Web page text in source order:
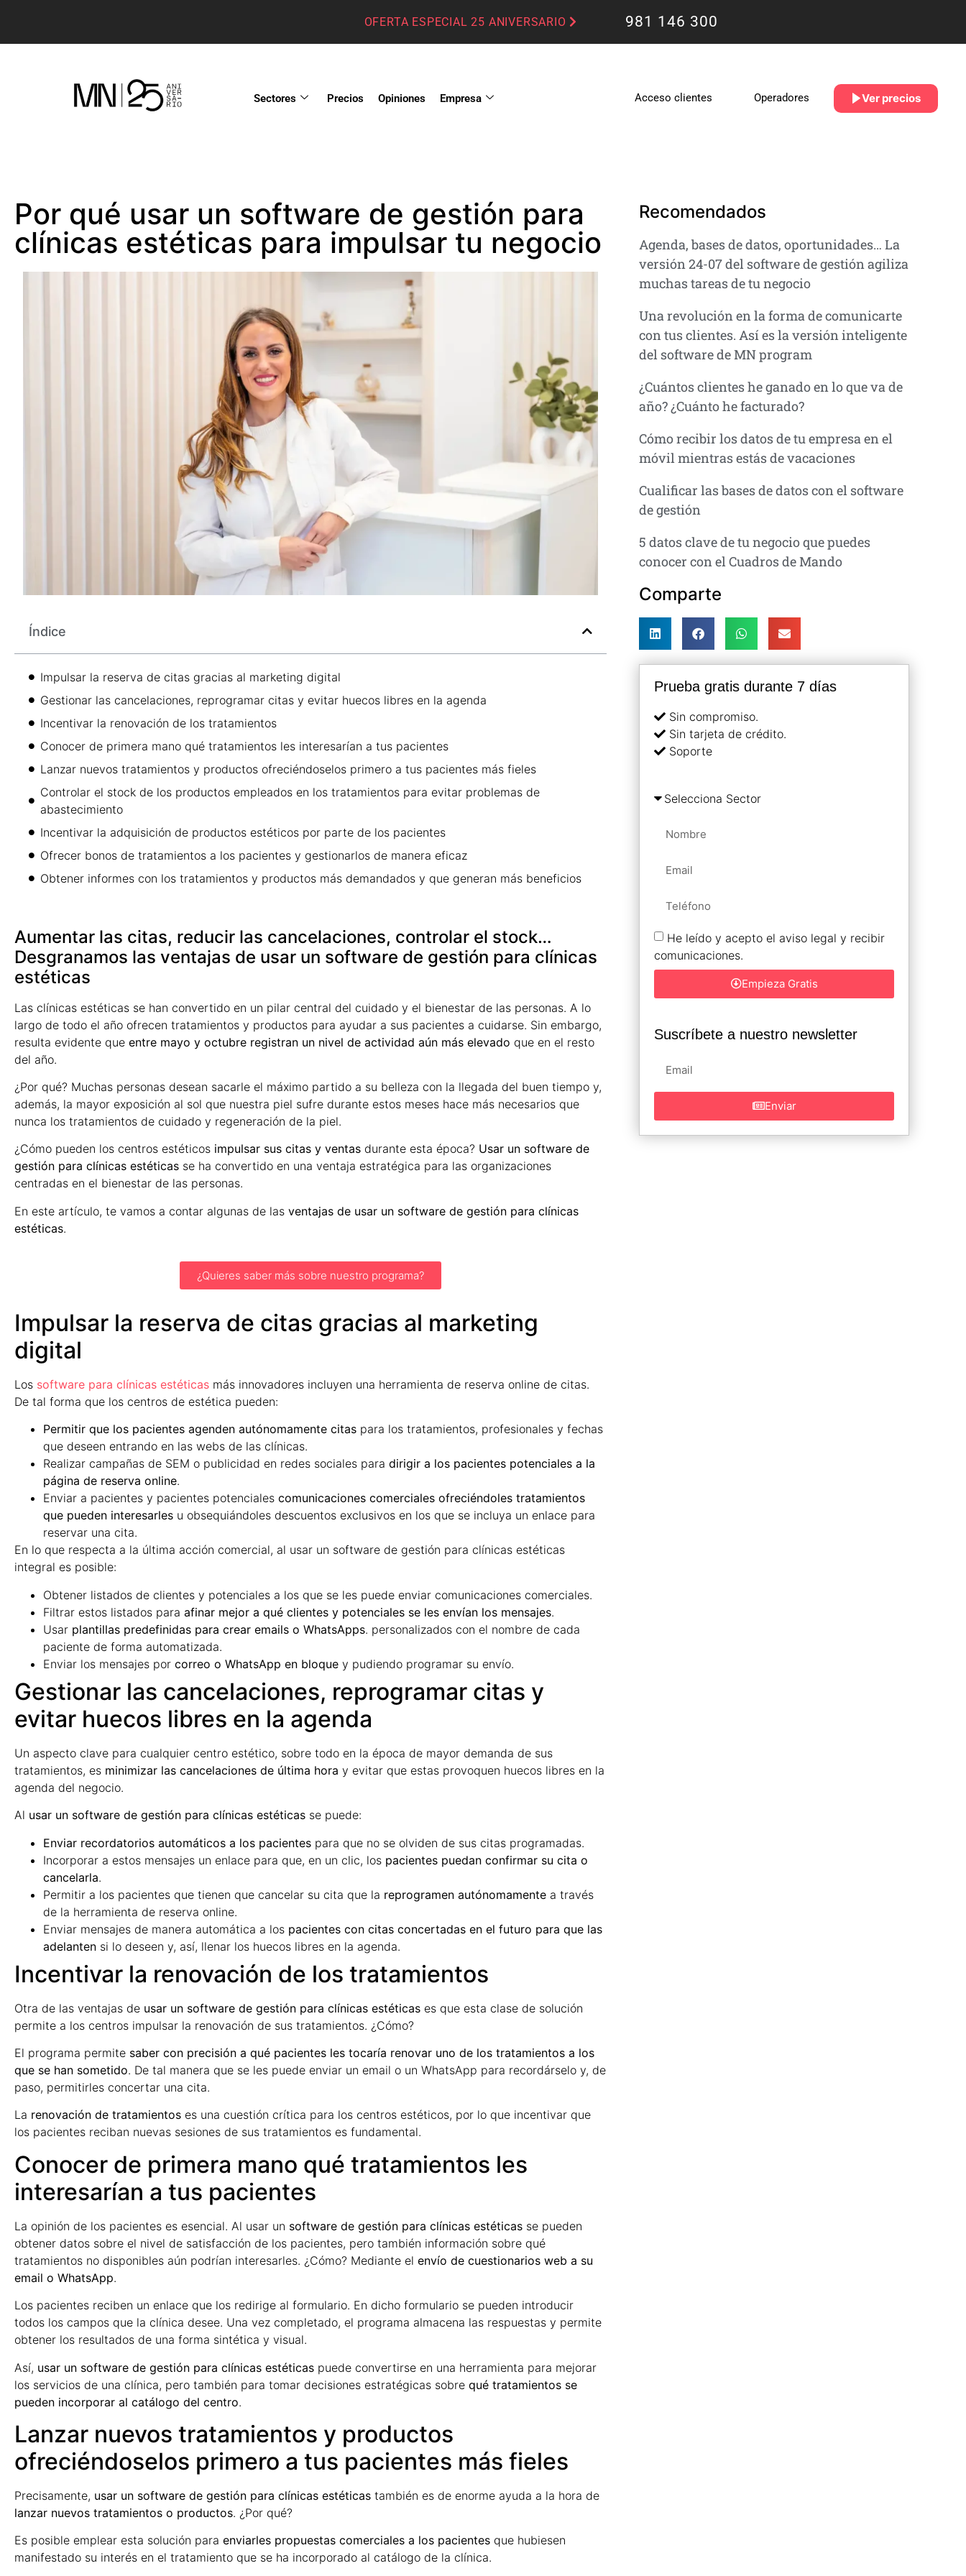
OFERTA ESPECIAL 25 ANIVERSARIO 981 146 300
Sectores Precios Opiniones Empresa Acceso clientes Operadores Ver precios
Por qué usar un software de gestión para
clínicas estéticas para impulsar tu negocio
Índice
Impulsar la reserva de citas gracias al marketing digital
Gestionar las cancelaciones, reprogramar citas y evitar huecos libres en la agenda
Incentivar la renovación de los tratamientos
Conocer de primera mano qué tratamientos les interesarían a tus pacientes
Lanzar nuevos tratamientos y productos ofreciéndoselos primero a tus pacientes más fieles
Controlar el stock de los productos empleados en los tratamientos para evitar problemas de
abastecimiento
Incentivar la adquisición de productos estéticos por parte de los pacientes
Ofrecer bonos de tratamientos a los pacientes y gestionarlos de manera eficaz
Obtener informes con los tratamientos y productos más demandados y que generan más beneficios
Aumentar las citas, reducir las cancelaciones, controlar el stock…
Desgranamos las ventajas de usar un software de gestión para clínicas
estéticas
Las clínicas estéticas se han convertido en un pilar central del cuidado y el bienestar de las personas. A lo
largo de todo el año ofrecen tratamientos y productos para ayudar a sus pacientes a cuidarse. Sin embargo,
resulta evidente que entre mayo y octubre registran un nivel de actividad aún más elevado que en el resto
del año.
¿Por qué? Muchas personas desean sacarle el máximo partido a su belleza con la llegada del buen tiempo y,
además, la mayor exposición al sol que nuestra piel sufre durante estos meses hace más necesarios que
nunca los tratamientos de cuidado y regeneración de la piel.
¿Cómo pueden los centros estéticos impulsar sus citas y ventas durante esta época? Usar un software de
gestión para clínicas estéticas se ha convertido en una ventaja estratégica para las organizaciones
centradas en el bienestar de las personas.
En este artículo, te vamos a contar algunas de las ventajas de usar un software de gestión para clínicas
estéticas.
¿Quieres saber más sobre nuestro programa?
Impulsar la reserva de citas gracias al marketing
digital
Los software para clínicas estéticas más innovadores incluyen una herramienta de reserva online de citas.
De tal forma que los centros de estética pueden:
Permitir que los pacientes agenden autónomamente citas para los tratamientos, profesionales y fechas
que deseen entrando en las webs de las clínicas.
Realizar campañas de SEM o publicidad en redes sociales para dirigir a los pacientes potenciales a la
página de reserva online.
Enviar a pacientes y pacientes potenciales comunicaciones comerciales ofreciéndoles tratamientos
que pueden interesarles u obsequiándoles descuentos exclusivos en los que se incluya un enlace para
reservar una cita.
En lo que respecta a la última acción comercial, al usar un software de gestión para clínicas estéticas
integral es posible:
Obtener listados de clientes y potenciales a los que se les puede enviar comunicaciones comerciales.
Filtrar estos listados para afinar mejor a qué clientes y potenciales se les envían los mensajes.
Usar plantillas predefinidas para crear emails o WhatsApps. personalizados con el nombre de cada
paciente de forma automatizada.
Enviar los mensajes por correo o WhatsApp en bloque y pudiendo programar su envío.
Gestionar las cancelaciones, reprogramar citas y
evitar huecos libres en la agenda
Un aspecto clave para cualquier centro estético, sobre todo en la época de mayor demanda de sus
tratamientos, es minimizar las cancelaciones de última hora y evitar que estas provoquen huecos libres en la
agenda del negocio.
Al usar un software de gestión para clínicas estéticas se puede:
Enviar recordatorios automáticos a los pacientes para que no se olviden de sus citas programadas.
Incorporar a estos mensajes un enlace para que, en un clic, los pacientes puedan confirmar su cita o
cancelarla.
Permitir a los pacientes que tienen que cancelar su cita que la reprogramen autónomamente a través
de la herramienta de reserva online.
Enviar mensajes de manera automática a los pacientes con citas concertadas en el futuro para que las
adelanten si lo deseen y, así, llenar los huecos libres en la agenda.
Incentivar la renovación de los tratamientos
Otra de las ventajas de usar un software de gestión para clínicas estéticas es que esta clase de solución
permite a los centros impulsar la renovación de sus tratamientos. ¿Cómo?
El programa permite saber con precisión a qué pacientes les tocaría renovar uno de los tratamientos a los
que se han sometido. De tal manera que se les puede enviar un email o un WhatsApp para recordárselo y, de
paso, permitirles concertar una cita.
La renovación de tratamientos es una cuestión crítica para los centros estéticos, por lo que incentivar que
los pacientes reciban nuevas sesiones de sus tratamientos es fundamental.
Conocer de primera mano qué tratamientos les
interesarían a tus pacientes
La opinión de los pacientes es esencial. Al usar un software de gestión para clínicas estéticas se pueden
obtener datos sobre el nivel de satisfacción de los pacientes, pero también información sobre qué
tratamientos no disponibles aún podrían interesarles. ¿Cómo? Mediante el envío de cuestionarios web a su
email o WhatsApp.
Los pacientes reciben un enlace que los redirige al formulario. En dicho formulario se pueden introducir
todos los campos que la clínica desee. Una vez completado, el programa almacena las respuestas y permite
obtener los resultados de una forma sintética y visual.
Así, usar un software de gestión para clínicas estéticas puede convertirse en una herramienta para mejorar
los servicios de una clínica, pero también para tomar decisiones estratégicas sobre qué tratamientos se
pueden incorporar al catálogo del centro.
Lanzar nuevos tratamientos y productos
ofreciéndoselos primero a tus pacientes más fieles
Precisamente, usar un software de gestión para clínicas estéticas también es de enorme ayuda a la hora de
lanzar nuevos tratamientos o productos. ¿Por qué?
Es posible emplear esta solución para enviarles propuestas comerciales a los pacientes que hubiesen
manifestado su interés en el tratamiento que se ha incorporado al catálogo de la clínica.
Recomendados
Agenda, bases de datos, oportunidades… La
versión 24-07 del software de gestión agiliza
muchas tareas de tu negocio
Una revolución en la forma de comunicarte
con tus clientes. Así es la versión inteligente
del software de MN program
¿Cuántos clientes he ganado en lo que va de
año? ¿Cuánto he facturado?
Cómo recibir los datos de tu empresa en el
móvil mientras estás de vacaciones
Cualificar las bases de datos con el software
de gestión
5 datos clave de tu negocio que puedes
conocer con el Cuadros de Mando
Comparte
Prueba gratis durante 7 días
Sin compromiso.
Sin tarjeta de crédito.
Soporte
He leído y acepto el aviso legal y recibir
comunicaciones.
Empieza Gratis
Suscríbete a nuestro newsletter
Enviar